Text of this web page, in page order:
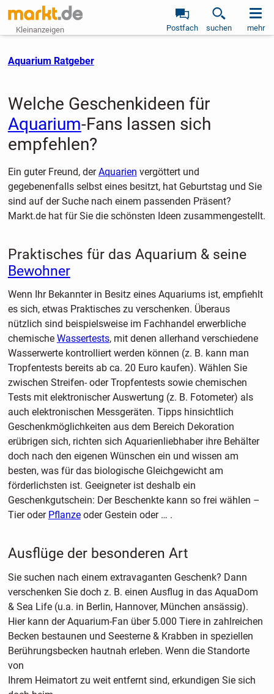
Kleinanzeigen Postfach suchen mehr
Aquarium Ratgeber
Welche Geschenkideen für
Aquarium-Fans lassen sich
empfehlen?
Ein guter Freund, derAquarien vergöttert und
gegebenenfalls selbst eines besitzt, hat Geburtstag und Sie
sind auf der Suche nach einem passenden Präsent?
Markt.de hat für Sie die schönsten Ideen zusammengestellt.
Praktisches für das Aquarium & seine
Bewohner
Wenn Ihr Bekannter in Besitz eines Aquariums ist, empfiehlt
es sich, etwas Praktisches zu verschenken. Überaus
nützlich sind beispielsweise im Fachhandel erwerbliche
chemische Wassertests, mit denen allerhand verschiedene
Wasserwerte kontrolliert werden können (z. B. kann man
Tropfentests bereits ab ca. 20 Euro kaufen). Wählen Sie
zwischen Streifen- oder Tropfentests sowie chemischen
Tests mit elektronischer Auswertung (z. B. Fotometer) als
auch elektronischen Messgeräten. Tipps hinsichtlich
Geschenkmöglichkeiten aus dem Bereich Dekoration
erübrigen sich, richten sich Aquarienliebhaber ihre Behälter
doch nach den eigenen Wünschen ein und wissen am
besten, was für das biologische Gleichgewicht am
förderlichsten ist. Geeigneter ist deshalb ein
Geschenkgutschein: Der Beschenkte kann so frei wählen –
Tier oder Pflanzeoder Gestein oder … .
Ausflüge der besonderen Art
Sie suchen nach einem extravaganten Geschenk? Dann
verschenken Sie doch z. B. einen Ausflug in das AquaDom
& Sea Life (u.a. in Berlin, Hannover, München ansässig).
Hier kann der Aquarium-Fan über 5.000 Tiere in zahlreichen
Becken bestaunen und Seesterne & Krabben in speziellen
Berührungsbecken hautnah erleben. Wenn die Standorte
von
Ihrem Heimatort zu weit entfernt sind, erkundigen Sie sich